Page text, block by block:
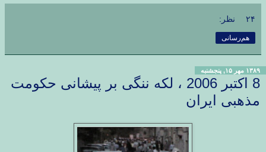
۲۴ نظر:
هم‌رسانی
۱۳۸۹ مهر ۱۵, پنجشنبه
8 اکتبر 2006 ، لکه ننگی بر پیشانی حکومت
مذهبی ایران